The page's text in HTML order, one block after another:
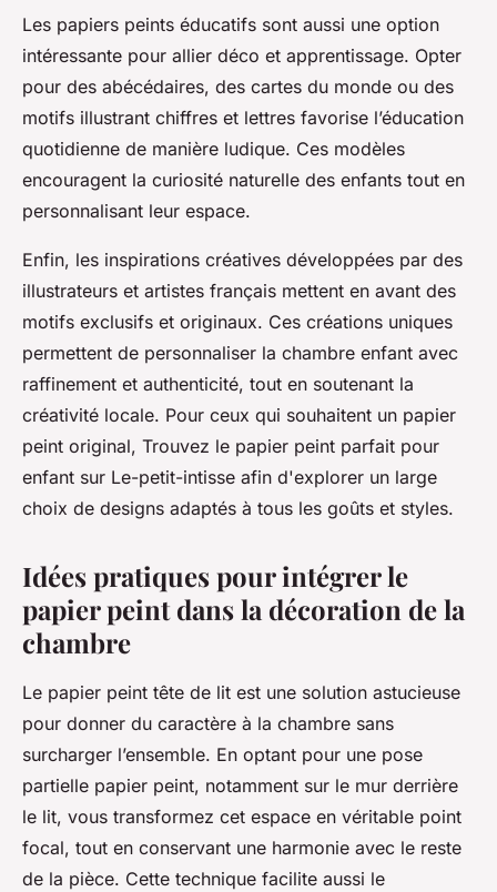
Les papiers peints éducatifs sont aussi une option
intéressante pour allier déco et apprentissage. Opter
pour des abécédaires, des cartes du monde ou des
motifs illustrant chiffres et lettres favorise l’éducation
quotidienne de manière ludique. Ces modèles
encouragent la curiosité naturelle des enfants tout en
personnalisant leur espace.
Enfin, les inspirations créatives développées par des
illustrateurs et artistes français mettent en avant des
motifs exclusifs et originaux. Ces créations uniques
permettent de personnaliser la chambre enfant avec
raffinement et authenticité, tout en soutenant la
créativité locale. Pour ceux qui souhaitent un papier
peint original, Trouvez le papier peint parfait pour
enfant sur Le-petit-intisse afin d'explorer un large
choix de designs adaptés à tous les goûts et styles.
Idées pratiques pour intégrer le
papier peint dans la décoration de la
chambre
Le papier peint tête de lit est une solution astucieuse
pour donner du caractère à la chambre sans
surcharger l’ensemble. En optant pour une pose
partielle papier peint, notamment sur le mur derrière
le lit, vous transformez cet espace en véritable point
focal, tout en conservant une harmonie avec le reste
de la pièce. Cette technique facilite aussi le